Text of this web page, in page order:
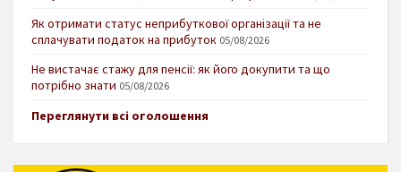
Як отримати статус неприбуткової організації та не
сплачувати податок на прибуток 05/08/2026
Не вистачає стажу для пенсії: як його докупити та що
потрібно знати 05/08/2026
Переглянути всі оголошення